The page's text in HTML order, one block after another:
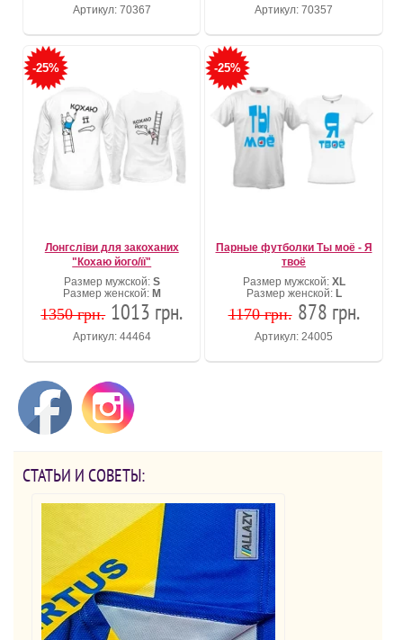
Артикул: 70367 Артикул: 70357
-25%
Лонгсліви для закоханих
"Кохаю його/її"
Размер мужской: S
Размер женской: M
1350 грн. 1013 грн.
Артикул: 44464
-25%
Парные футболки Ты моё - Я
твоё
Размер мужской: XL
Размер женской: L
1170 грн. 878 грн.
Артикул: 24005
СТАТЬИ И СОВЕТЫ: